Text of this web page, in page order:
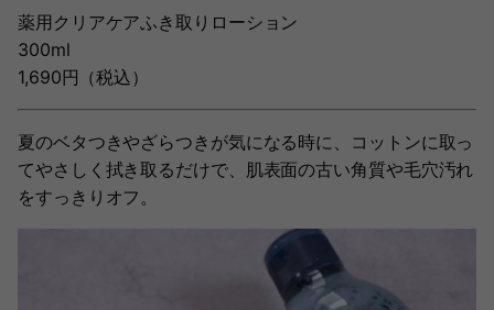
薬用クリアケアふき取りローション
300ml
1,690円（税込）
夏のベタつきやざらつきが気になる時に、コットンに取っ
てやさしく拭き取るだけで、肌表面の古い角質や毛穴汚れ
をすっきりオフ。